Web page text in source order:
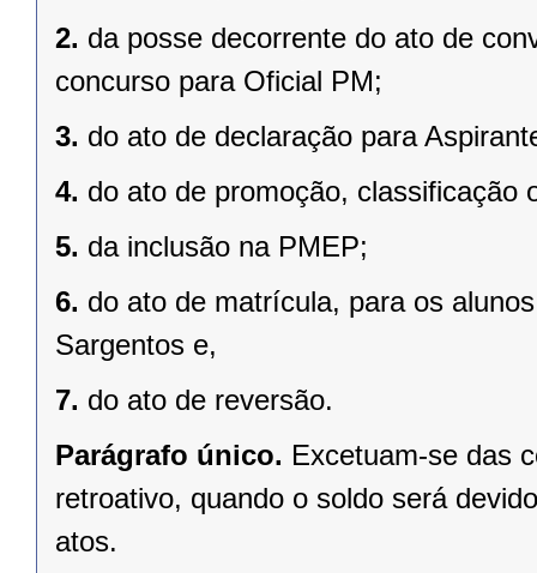
2. da posse decorrente do ato de
concurso para Oficial PM;
3. do ato de declaração para
4. do ato de promoção, classificação
5. da inclusão na PMEP;
6. do ato de matrícula, para os
Sargentos e,
7. do ato de reversão.
Parágrafo único. Excetuam-se das
retroativo, quando o soldo será
atos.